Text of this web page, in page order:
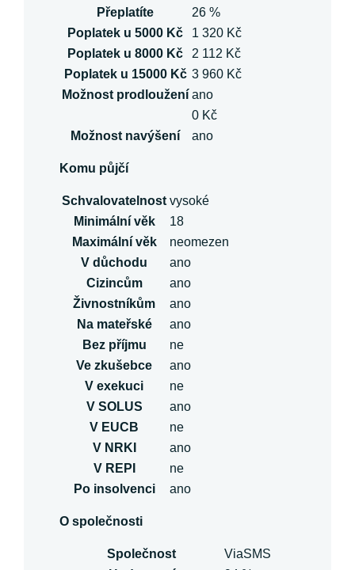
Přeplatíte
26 %
Poplatek u 5000 Kč
1 320 Kč
Poplatek u 8000 Kč
2 112 Kč
Poplatek u 15000 Kč 3 960 Kč
Možnost prodloužení ano
0 Kč
Možnost navýšení
ano
Komu půjčí
Schvalovatelnost vysoké
Minimální věk
18
Maximální věk
neomezen
V důchodu
ano
Cizincům
ano
Živnostníkům
ano
Na mateřské
ano
Bez příjmu
ne
Ve zkušebce
ano
V exekuci
ne
V SOLUS
ano
V EUCB
ne
V NRKI
ano
V REPI
ne
Po insolvenci
ano
O společnosti
Společnost
ViaSMS